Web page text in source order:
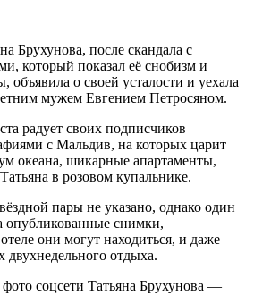
Брухунова, после скандала с
который показал её снобизм и
объявила о своей усталости и уехала
мужем Евгением Петросяном.
радует своих подписчиков
с Мальдив, на которых царит
океана, шикарные апартаменты,
в розовом купальнике.
пары не указано, однако один
опубликованные снимки,
они могут находиться, и даже
двухнедельного отдыха.
Татьяна Брухунова —